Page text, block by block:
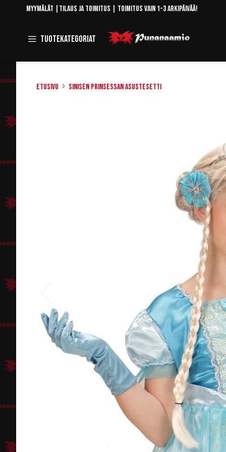
Skip
Myymälät Tilaus ja toimitus | Toimitus vain 1-3 arkipäivää!
Tuotekategoriat Toggle
Navigation
Etusivu Sinisen prinsessan asustesetti